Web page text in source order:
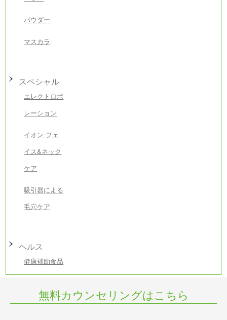
パウダー
マスカラ
スペシャル
エレクトロポ
レーション
イオン フェ
イス&ネック
ケア
吸引器による
毛穴ケア
ヘルス
健康補助食品
無料カウンセリングはこちら